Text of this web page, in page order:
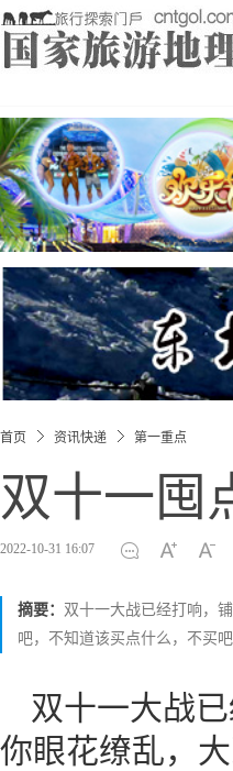
首页 资讯快递 第一重点
双十一囤
2022-10-31 16:07
摘要： 双十一大战已经打响，
吧，不知道该买点什么，不买
双十一大战
你眼花缭乱，